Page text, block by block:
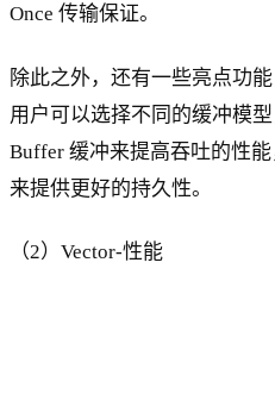
Once 传输保证。
除此之外，还有一些亮点功
用户可以选择不同的缓冲模
Buffer 缓冲来提高吞吐的性
来提供更好的持久性。
（2）Vector-性能